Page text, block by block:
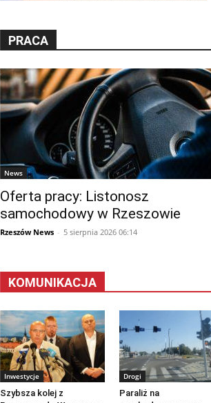
PRACA
News
Oferta pracy: Listonosz
samochodowy w Rzeszowie
Rzeszów News - 5 sierpnia 2026 06:14
KOMUNIKACJA
Inwestycje
Szybsza kolej z
Drogi
Paraliż na